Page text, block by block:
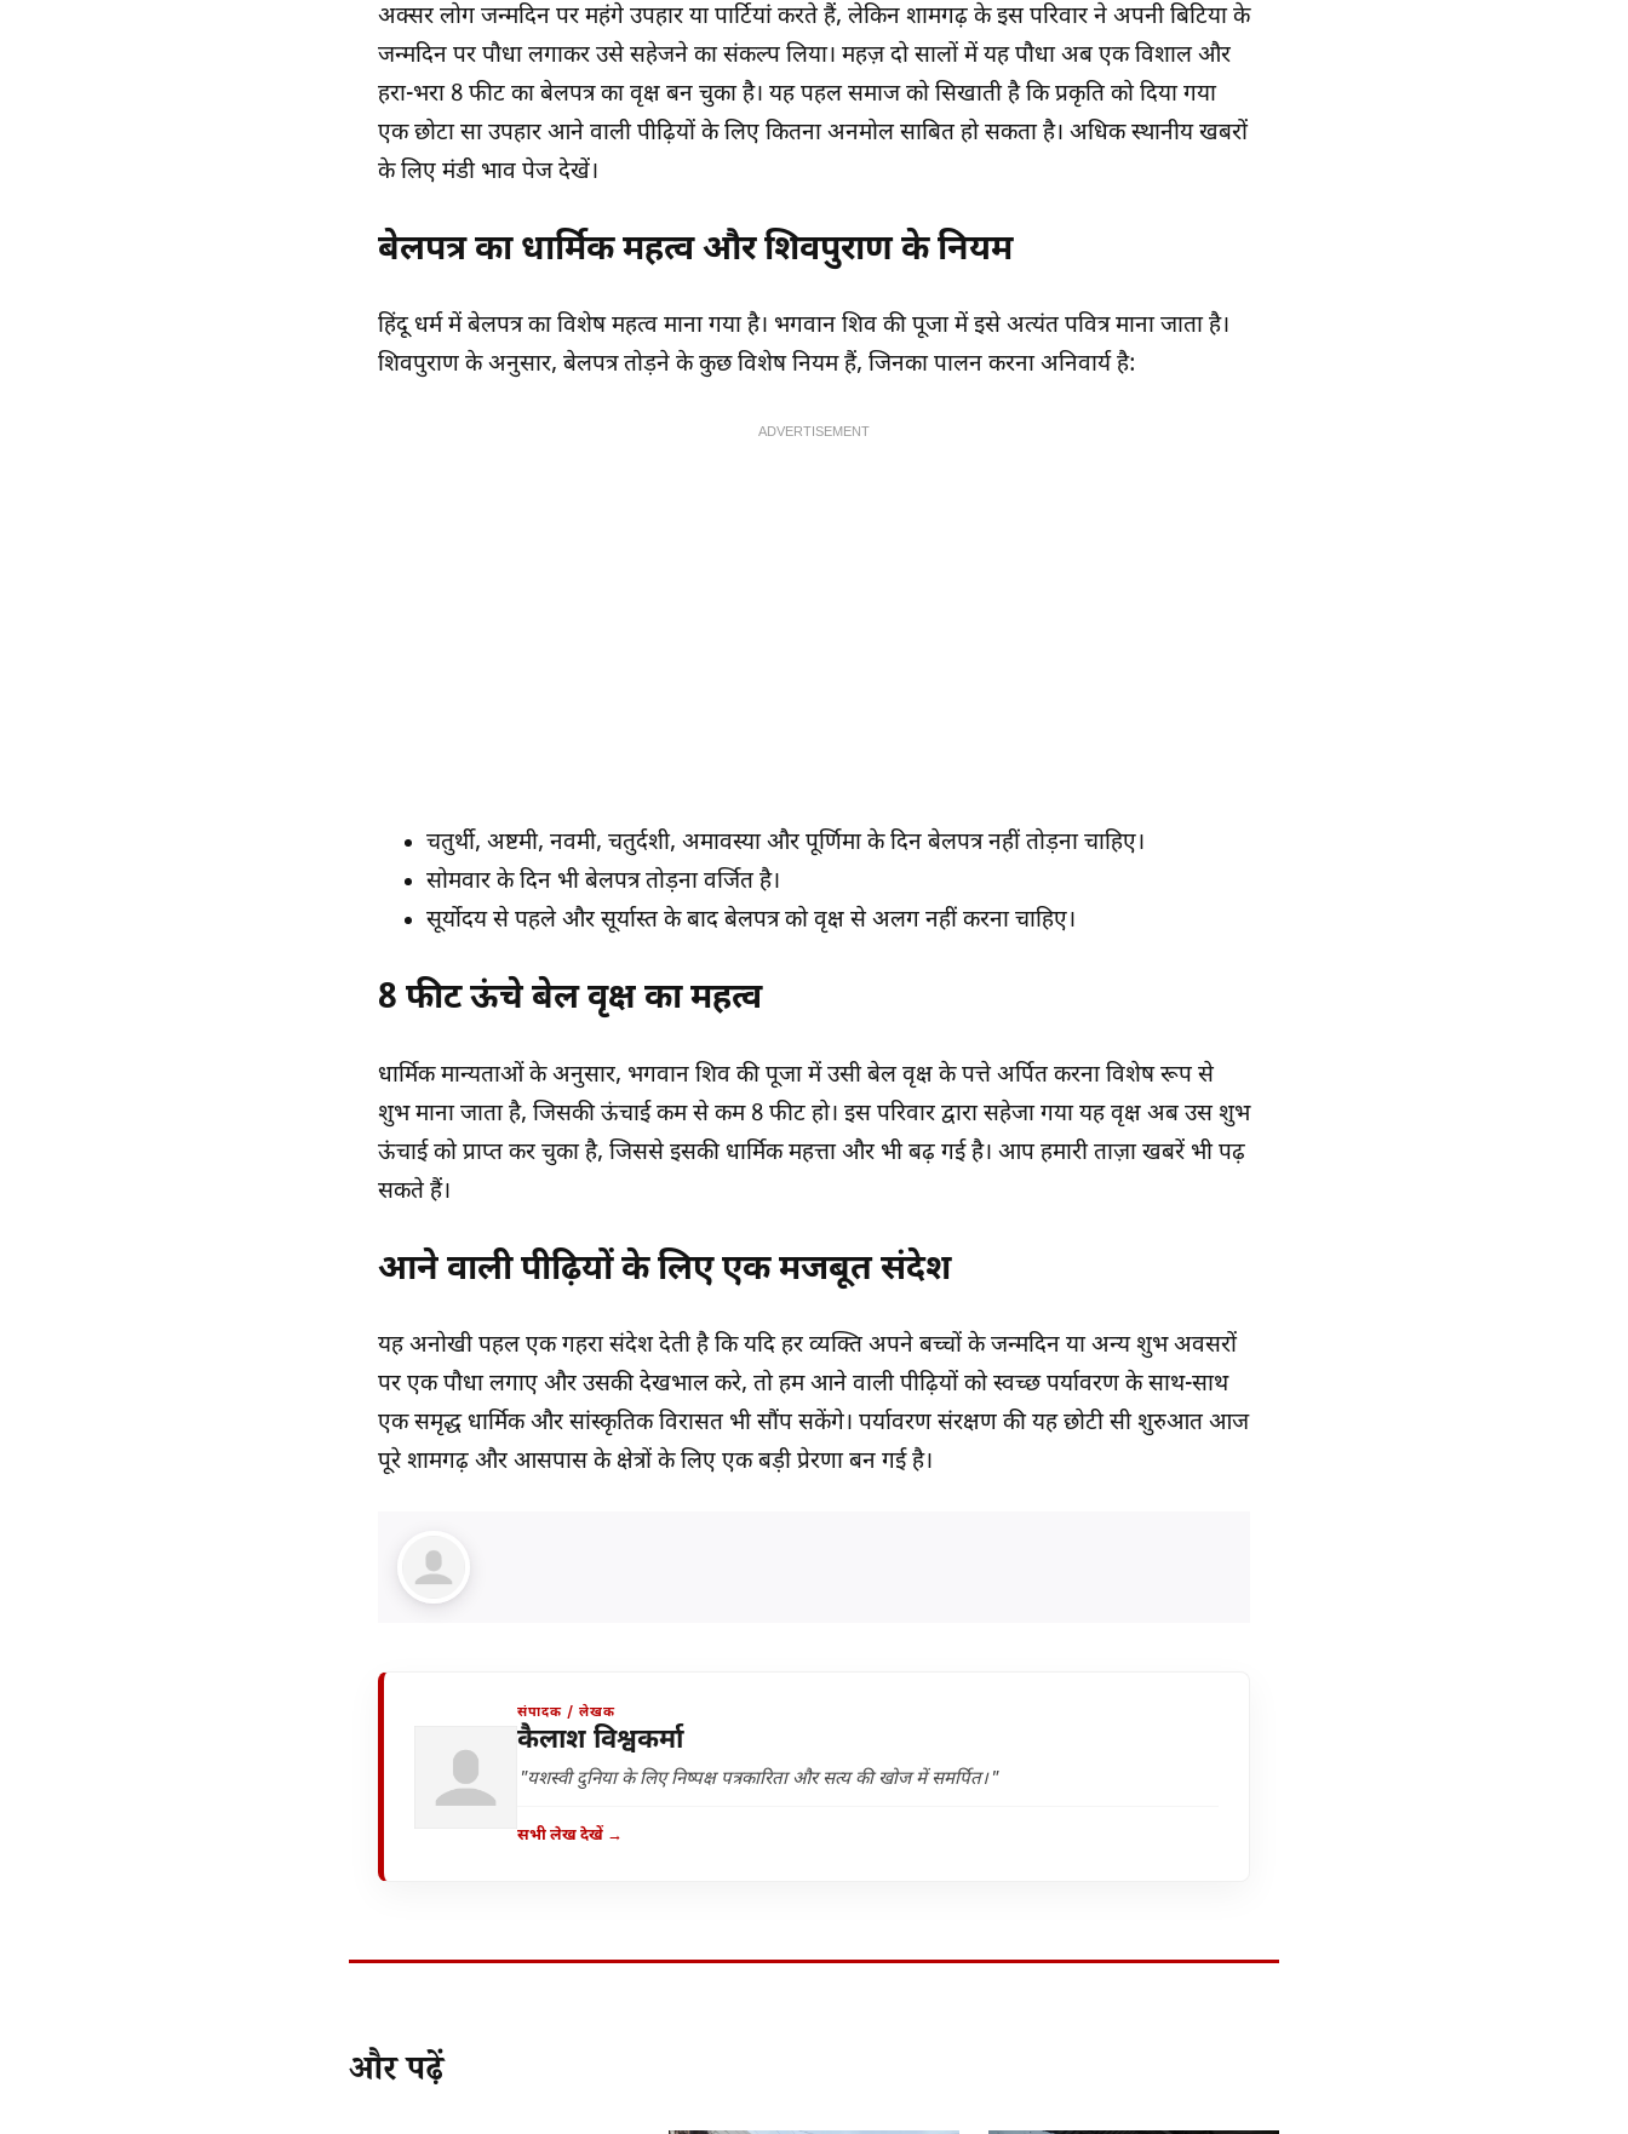
अक्सर लोग जन्मदिन पर महंगे उपहार या पार्टियां करते हैं, लेकिन शामगढ़ के इस परिवार ने अपनीबिटिया के
जन्मदिन पर पौधा लगाकर उसे सहेजने का संकल्प लिया। महज़ दो सालों में यह पौधा अब एक विशाल और
हरा-भरा 8 फीट का बेलपत्र का वृक्ष बन चुका है। यह पहल समाज को सिखाती है कि प्रकृति को दिया गया
एक छोटा सा उपहार आने वाली पीढ़ियों के लिए कितना अनमोल साबित हो सकता है। अधिक स्थानीय खबरों
के लिए मंडी भाव पेज देखें।
बेलपत्र का धार्मिक महत्व और शिवपुराण के नियम
हिंदू धर्म में बेलपत्र का विशेष महत्व माना गया है। भगवान शिव की पूजा में इसे अत्यंत पवित्र माना जाता है।
शिवपुराण के अनुसार, बेलपत्र तोड़ने के कुछ विशेष नियम हैं, जिनका पालन करना अनिवार्य है:
ADVERTISEMENT
चतुर्थी, अष्टमी, नवमी, चतुर्दशी, अमावस्या और पूर्णिमा के दिन बेलपत्र नहीं तोड़ना चाहिए।
सोमवार के दिन भी बेलपत्र तोड़ना वर्जित है।
सूर्योदय से पहले और सूर्यास्त के बाद बेलपत्र को वृक्ष से अलग नहीं करना चाहिए।
8 फीट ऊंचे बेल वृक्ष का महत्व
धार्मिक मान्यताओं के अनुसार, भगवान शिव की पूजा में उसी बेल वृक्ष के पत्ते अर्पित करना विशेष रूप से
शुभ माना जाता है, जिसकी ऊंचाई कम से कम 8 फीट हो। इस परिवार द्वारा सहेजा गया यह वृक्ष अब उस शुभ
ऊंचाई को प्राप्त कर चुका है, जिससे इसकी धार्मिक महत्ता और भी बढ़ गई है। आप हमारीताज़ा खबरें भी पढ़
सकते हैं।
आने वाली पीढ़ियों के लिए एक मजबूत संदेश
यह अनोखी पहल एक गहरा संदेश देती है कि यदि हर व्यक्ति अपने बच्चों के जन्मदिन या अन्य शुभ अवसरों
पर एक पौधा लगाए और उसकी देखभाल करे, तो हम आने वाली पीढ़ियों को स्वच्छ पर्यावरण के साथ-साथ
एक समृद्ध धार्मिक और सांस्कृतिक विरासत भी सौंप सकेंगे। पर्यावरण संरक्षण की यह छोटी सी शुरुआत आज
पूरे शामगढ़ और आसपास के क्षेत्रों के लिए एक बड़ी प्रेरणा बन गई है।
संपादक / लेखक
कैलाश विश्वकर्मा
"यशस्वी दुनिया के लिए निष्पक्ष पत्रकारिता और सत्य की खोज में समर्पित।"
सभी लेख देखें →
और पढ़ें